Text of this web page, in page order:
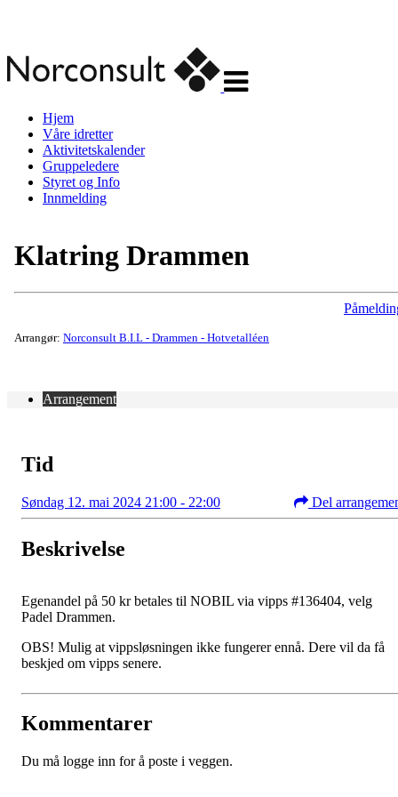
navigasjon
Hjem
Våre idretter
Aktivitetskalender
Gruppeledere
Styret og Info
Innmelding
Klatring Drammen
Arrangør: Norconsult B.I.L - Drammen - Hotvetalléen
Arrangement
Tid
Søndag 12. mai 2024 21:00 - 22:00 Del
Beskrivelse
Egenandel på 50 kr betales til NOBIL via vipps #136404, velg
Padel Drammen.
OBS! Mulig at vippsløsningen ikke fungerer ennå. Dere vil da få
beskjed om vipps senere.
Kommentarer
Du må logge inn for å poste i veggen.